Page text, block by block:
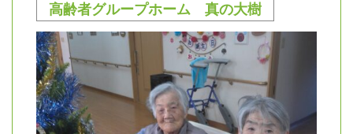
高齢者グループホーム 真の大樹